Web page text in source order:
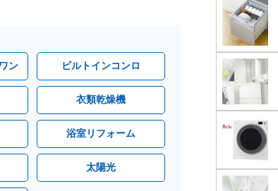
ン ビルトインコンロ
衣類乾燥機
浴室リフォーム
太陽光